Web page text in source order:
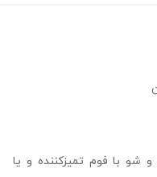
با فوم تمیزکننده و یا